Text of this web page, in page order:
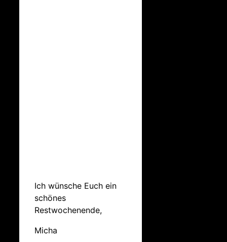
Ich wünsche Euch ein
schönes
Restwochenende,
Micha